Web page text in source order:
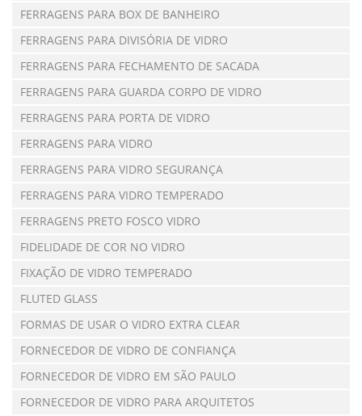
FERRAGENS PARA BOX DE BANHEIRO
FERRAGENS PARA DIVISÓRIA DE VIDRO
FERRAGENS PARA FECHAMENTO DE SACADA
FERRAGENS PARA GUARDA CORPO DE VIDRO
FERRAGENS PARA PORTA DE VIDRO
FERRAGENS PARA VIDRO
FERRAGENS PARA VIDRO SEGURANÇA
FERRAGENS PARA VIDRO TEMPERADO
FERRAGENS PRETO FOSCO VIDRO
FIDELIDADE DE COR NO VIDRO
FIXAÇÃO DE VIDRO TEMPERADO
FLUTED GLASS
FORMAS DE USAR O VIDRO EXTRA CLEAR
FORNECEDOR DE VIDRO DE CONFIANÇA
FORNECEDOR DE VIDRO EM SÃO PAULO
FORNECEDOR DE VIDRO PARA ARQUITETOS